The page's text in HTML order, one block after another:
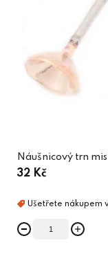
Náušnicový trn
32 Kč